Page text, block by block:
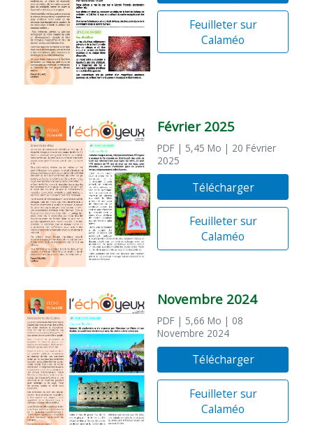
Feuilleter sur
Calaméo
Février 2025
PDF | 5,45 Mo | 20 Février
2025
Télécharger
Feuilleter sur
Calaméo
Novembre 2024
PDF | 5,66 Mo | 08
Novembre 2024
Télécharger
Feuilleter sur
Calaméo